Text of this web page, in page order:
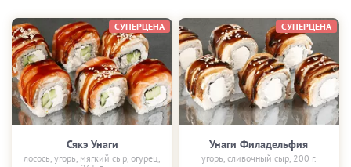
Сякэ Унаги
лосось, угорь, мягкий сыр, огурец,
СУПЕРЦЕНА
Унаги Филадельфия
угорь, сливочный сыр, 200 г.
СУПЕРЦЕНА